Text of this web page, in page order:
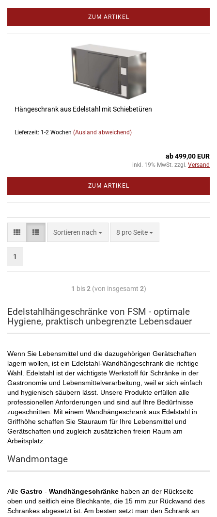
ZUM ARTIKEL
Hängeschrank aus Edelstahl mit Schiebetüren
Lieferzeit: 1-2 Wochen (Ausland abweichend)
ab 499,00 EUR
inkl. 19% MwSt. zzgl. Versand
ZUM ARTIKEL
Sortieren nach 8 pro Seite
1
1 bis2(von insgesamt 2)
Edelstahlhängeschränke von FSM - optimale
Hygiene, praktisch unbegrenzte Lebensdauer
Wenn Sie Lebensmittel und die dazugehörigen Gerätschaften
lagern wollen, ist ein Edelstahl-Wandhängeschrank die richtige
Wahl. Edelstahl ist der wichtigste Werkstoff für Schränke in der
Gastronomie und Lebensmittelverarbeitung, weil er sich einfach
und hygienisch säubern lässt. Unsere Produkte erfüllen alle
professionellen Anforderungen und sind auf Ihre Bedürfnisse
zugeschnitten. Mit einem Wandhängeschrank aus Edelstahl in
Griffhöhe schaffen Sie Stauraum für Ihre Lebensmittel und
Gerätschaften und zugleich zusätzlichen freien Raum am
Arbeitsplatz.
Wandmontage
Alle Gastro - Wandhängeschränke haben an der Rückseite
oben und seitlich eine Blechkante, die 15 mm zur Rückwand des
Schrankes abgesetzt ist. Am besten setzt man den Schrank an